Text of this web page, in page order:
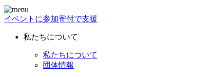
イベントに参加寄付で支援
私たちについて
私たちについて
団体情報